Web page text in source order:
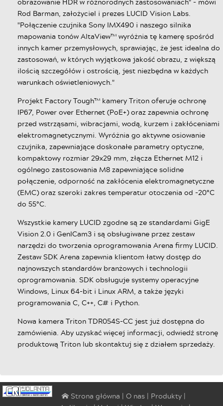
Rod Barman, założyciel i prezes LUCID Vision Labs.
"Połączenie czujnika Sony IMX490 i naszego silnika
mapowania tonów AltaView™ wyróżnia tę kamerę spośród
innych kamer przemysłowych, sprawiając, że jest idealna do
zastosowań, w których wyjątkowa jakość obrazu, z większą
ilością szczegółów i ostrością, jest niezbędna w każdych
warunkach oświetleniowych."
Projekt Factory Tough™ kamery Triton oferuje ochronę
IP67, Power over Ethernet (PoE+) oraz zapewnia ochronę
przed wstrząsami, wibracjami, wodą, kurzem i zakłóceniami
elektromagnetycznymi. Wyróżnia go aktywne osiowanie
czujnika, zapewniające doskonałe parametry optyczne,
kompaktowy rozmiar 29x29 mm, złącza Ethernet M12 i
ogólnego zastosowania M8 zapewniające solidne
połączenie, odporność na zakłócenia elektromagnetyczne
(EMC) oraz szeroki zakres temperatur otoczenia od -20°C
do 55°C.
Wszystkie kamery LUCID zgodne są ze standardami GigE
Vision 2.0 i GenICam3 i są obsługiwane przez zestaw
narzędzi do tworzenia oprogramowania Arena firmy LUCID.
Zestaw SDK Arena zapewnia klientom łatwy dostęp do
najnowszych standardów branżowych i technologii
oprogramowania. SDK obsługuje systemy operacyjne
Windows, Linux 64-bit i Linux ARM, a także języki
programowania C, C++, C# i Python.
Nowa kamera Triton TDR054S-CC jest już dostępna do
zamówienia. Aby uzyskać więcej informacji, odwiedź stronę
produktową Triton lub skontaktuj się z działem sprzedaży.
⌂ Strona główna | O nas | Produkty |